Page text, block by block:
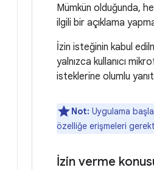
Mümkün olduğunda,
ilgili bir açıklama
İzin isteğinin kabul
yalnızca kullanıcı
isteklerine olumlu
Not: Uygulama
özelliğe erişmeleri
İzin verme